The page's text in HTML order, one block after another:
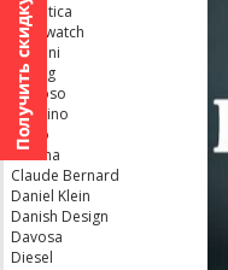
Adriatica
Aerowatch
Armani
Bering
Calypso
Candino
Casio
Certina
Claude Bernard
Daniel Klein
Danish Design
Davosa
Diesel